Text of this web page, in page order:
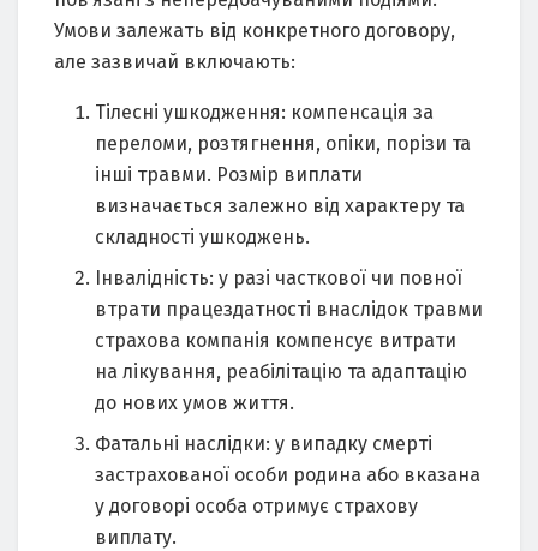
Умови залежать від конкретного договору,
але зазвичай включають:
Тілесні ушкодження: компенсація за
переломи, розтягнення, опіки, порізи та
інші травми. Розмір виплати
визначається залежно від характеру та
складності ушкоджень.
Інвалідність: у разі часткової чи повної
втрати працездатності внаслідок травми
страхова компанія компенсує витрати
на лікування, реабілітацію та адаптацію
до нових умов життя.
Фатальні наслідки: у випадку смерті
застрахованої особи родина або вказана
у договорі особа отримує страхову
виплату.